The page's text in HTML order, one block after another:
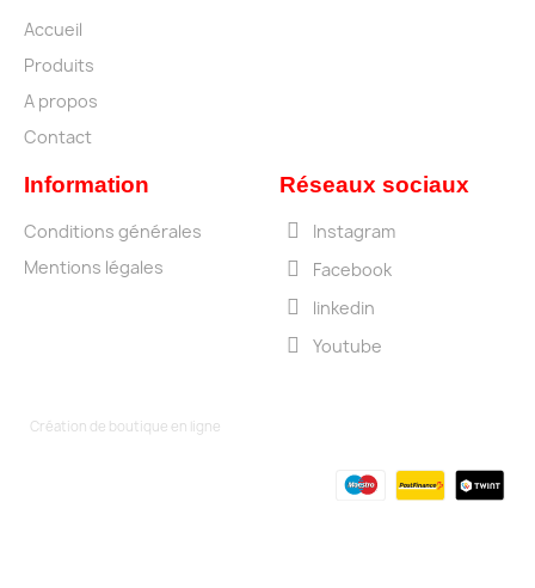
Accueil
Produits
A propos
Contact
Information
Conditions générales
Mentions légales
Réseaux sociaux
Instagram
Facebook
linkedin
Youtube
Création de boutique en ligne